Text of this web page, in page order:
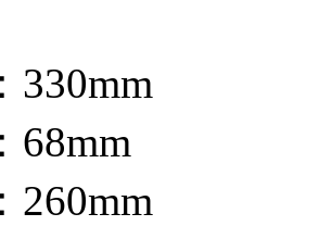
330mm
68mm
260mm